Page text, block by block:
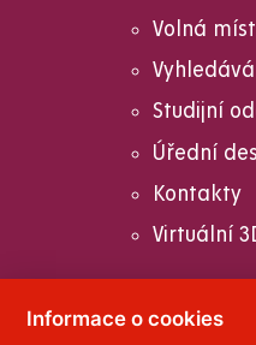
Volná
Studijní
Úřední
Kontakty
Virtuální
Informace o cookies